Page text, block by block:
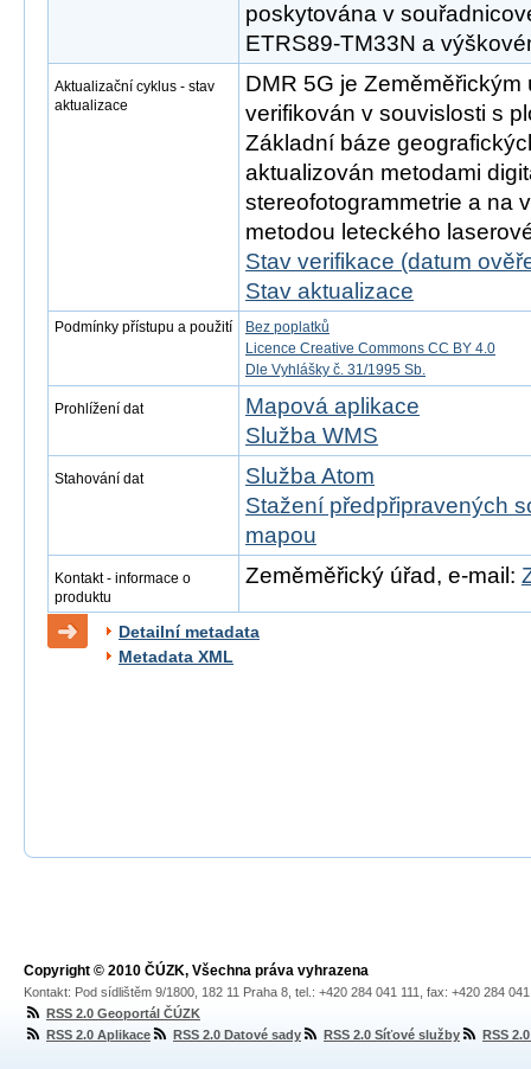
poskytována v
ETRS89-TM33N a
Aktualizační cyklus - stav
aktualizace
DMR 5G je
verifikován v souvislosti s
Základní báze
aktualizován metodami
stereofotogrammetrie a na
metodou leteckého
Stav verifikace (datum
Stav aktualizace
Podmínky přístupu a použití
Bez poplatků
Licence Creative Commons CC BY 4.0
Dle Vyhlášky č. 31/1995 Sb.
Prohlížení dat
Mapová aplikace
Služba WMS
Stahování dat
Služba Atom
Stažení předpřipravených
mapou
Kontakt - informace o
produktu
Zeměměřický úřad, e-mail:
Detailní metadata
Metadata XML
Copyright © 2010 ČÚZK, Všechna práva vyhrazena
Kontakt: Pod sídlištěm 9/1800, 182 11 Praha 8, tel.: +420 284 041 111, fax: +420 284
RSS 2.0 Geoportál ČÚZK
RSS 2.0 Aplikace
RSS 2.0 Datové sady RSS 2.0 Síťové služby RSS